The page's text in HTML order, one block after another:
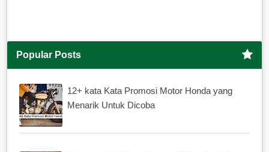
Popular Posts
12+ kata Kata Promosi Motor Honda yang
Menarik Untuk Dicoba